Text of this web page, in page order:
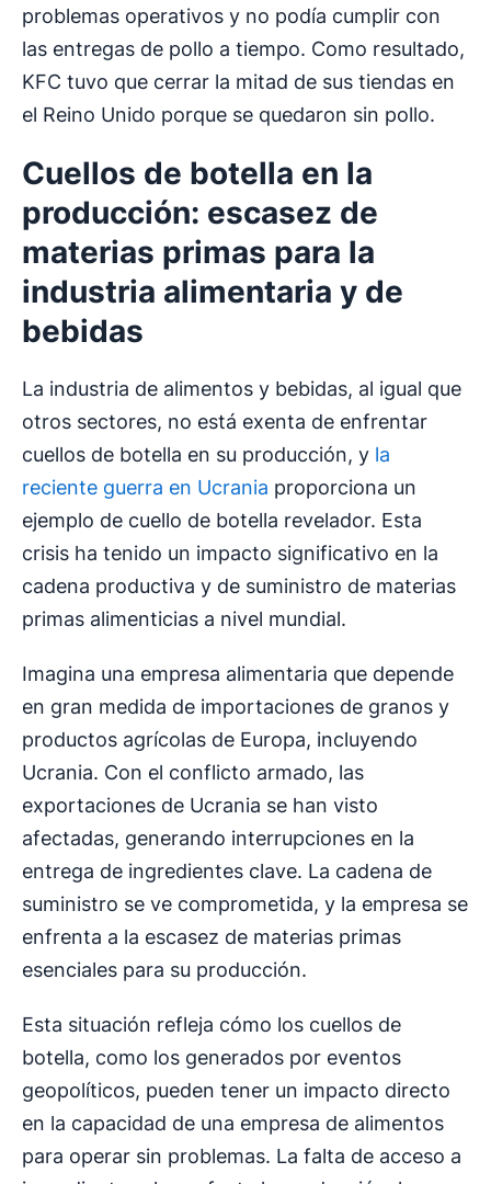
problemas operativos y no podía cumplir con
las entregas de pollo a tiempo. Como resultado,
KFC tuvo que cerrar la mitad de sus tiendas en
el Reino Unido porque se quedaron sin pollo.
Cuellos de botella en la
producción: escasez de
materias primas para la
industria alimentaria y de
bebidas
La industria de alimentos y bebidas, al igual que
otros sectores, no está exenta de enfrentar
cuellos de botella en su producción, y la
reciente guerra en Ucrania proporciona un
ejemplo de cuello de botella revelador. Esta
crisis ha tenido un impacto significativo en la
cadena productiva y de suministro de materias
primas alimenticias a nivel mundial.
Imagina una empresa alimentaria que depende
en gran medida de importaciones de granos y
productos agrícolas de Europa, incluyendo
Ucrania. Con el conflicto armado, las
exportaciones de Ucrania se han visto
afectadas, generando interrupciones en la
entrega de ingredientes clave. La cadena de
suministro se ve comprometida, y la empresa se
enfrenta a la escasez de materias primas
esenciales para su producción.
Esta situación refleja cómo los cuellos de
botella, como los generados por eventos
geopolíticos, pueden tener un impacto directo
en la capacidad de una empresa de alimentos
para operar sin problemas. La falta de acceso a